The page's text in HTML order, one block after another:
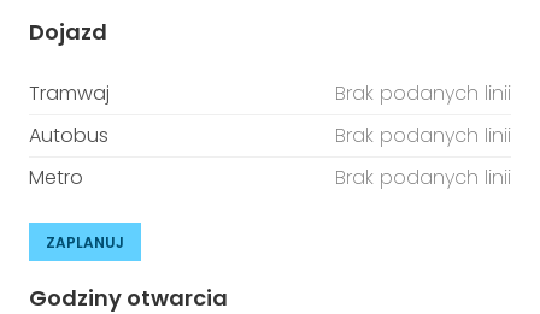
Dojazd
Tramwaj
Brak podanych linii
Autobus
Brak podanych linii
Metro
Brak podanych linii
ZAPLANUJ
Godziny otwarcia